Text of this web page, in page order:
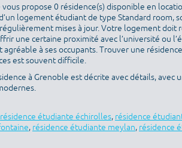
propose 0 résidence(s) disponible en
logement étudiant de type Standard room,
mises à jour. Votre logement doit
une certaine proximité avec l’université ou
agréable à ses occupants. Trouver une
est souvent difficile.
à Grenoble est décrite avec détails, avec
résidence étudiante échirolles, résidence
, résidence étudiante meylan, résidence